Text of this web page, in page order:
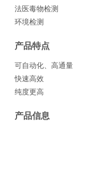
法医毒物检测
环境检测
产品特点
可自动化、高通量
快速高效
纯度更高
产品信息